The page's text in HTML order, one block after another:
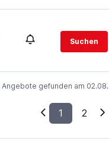
Suchen
Angebote gefunden am 02.08.
1 2